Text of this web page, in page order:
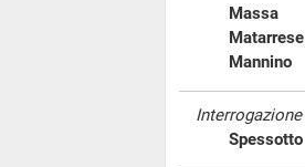
Massa